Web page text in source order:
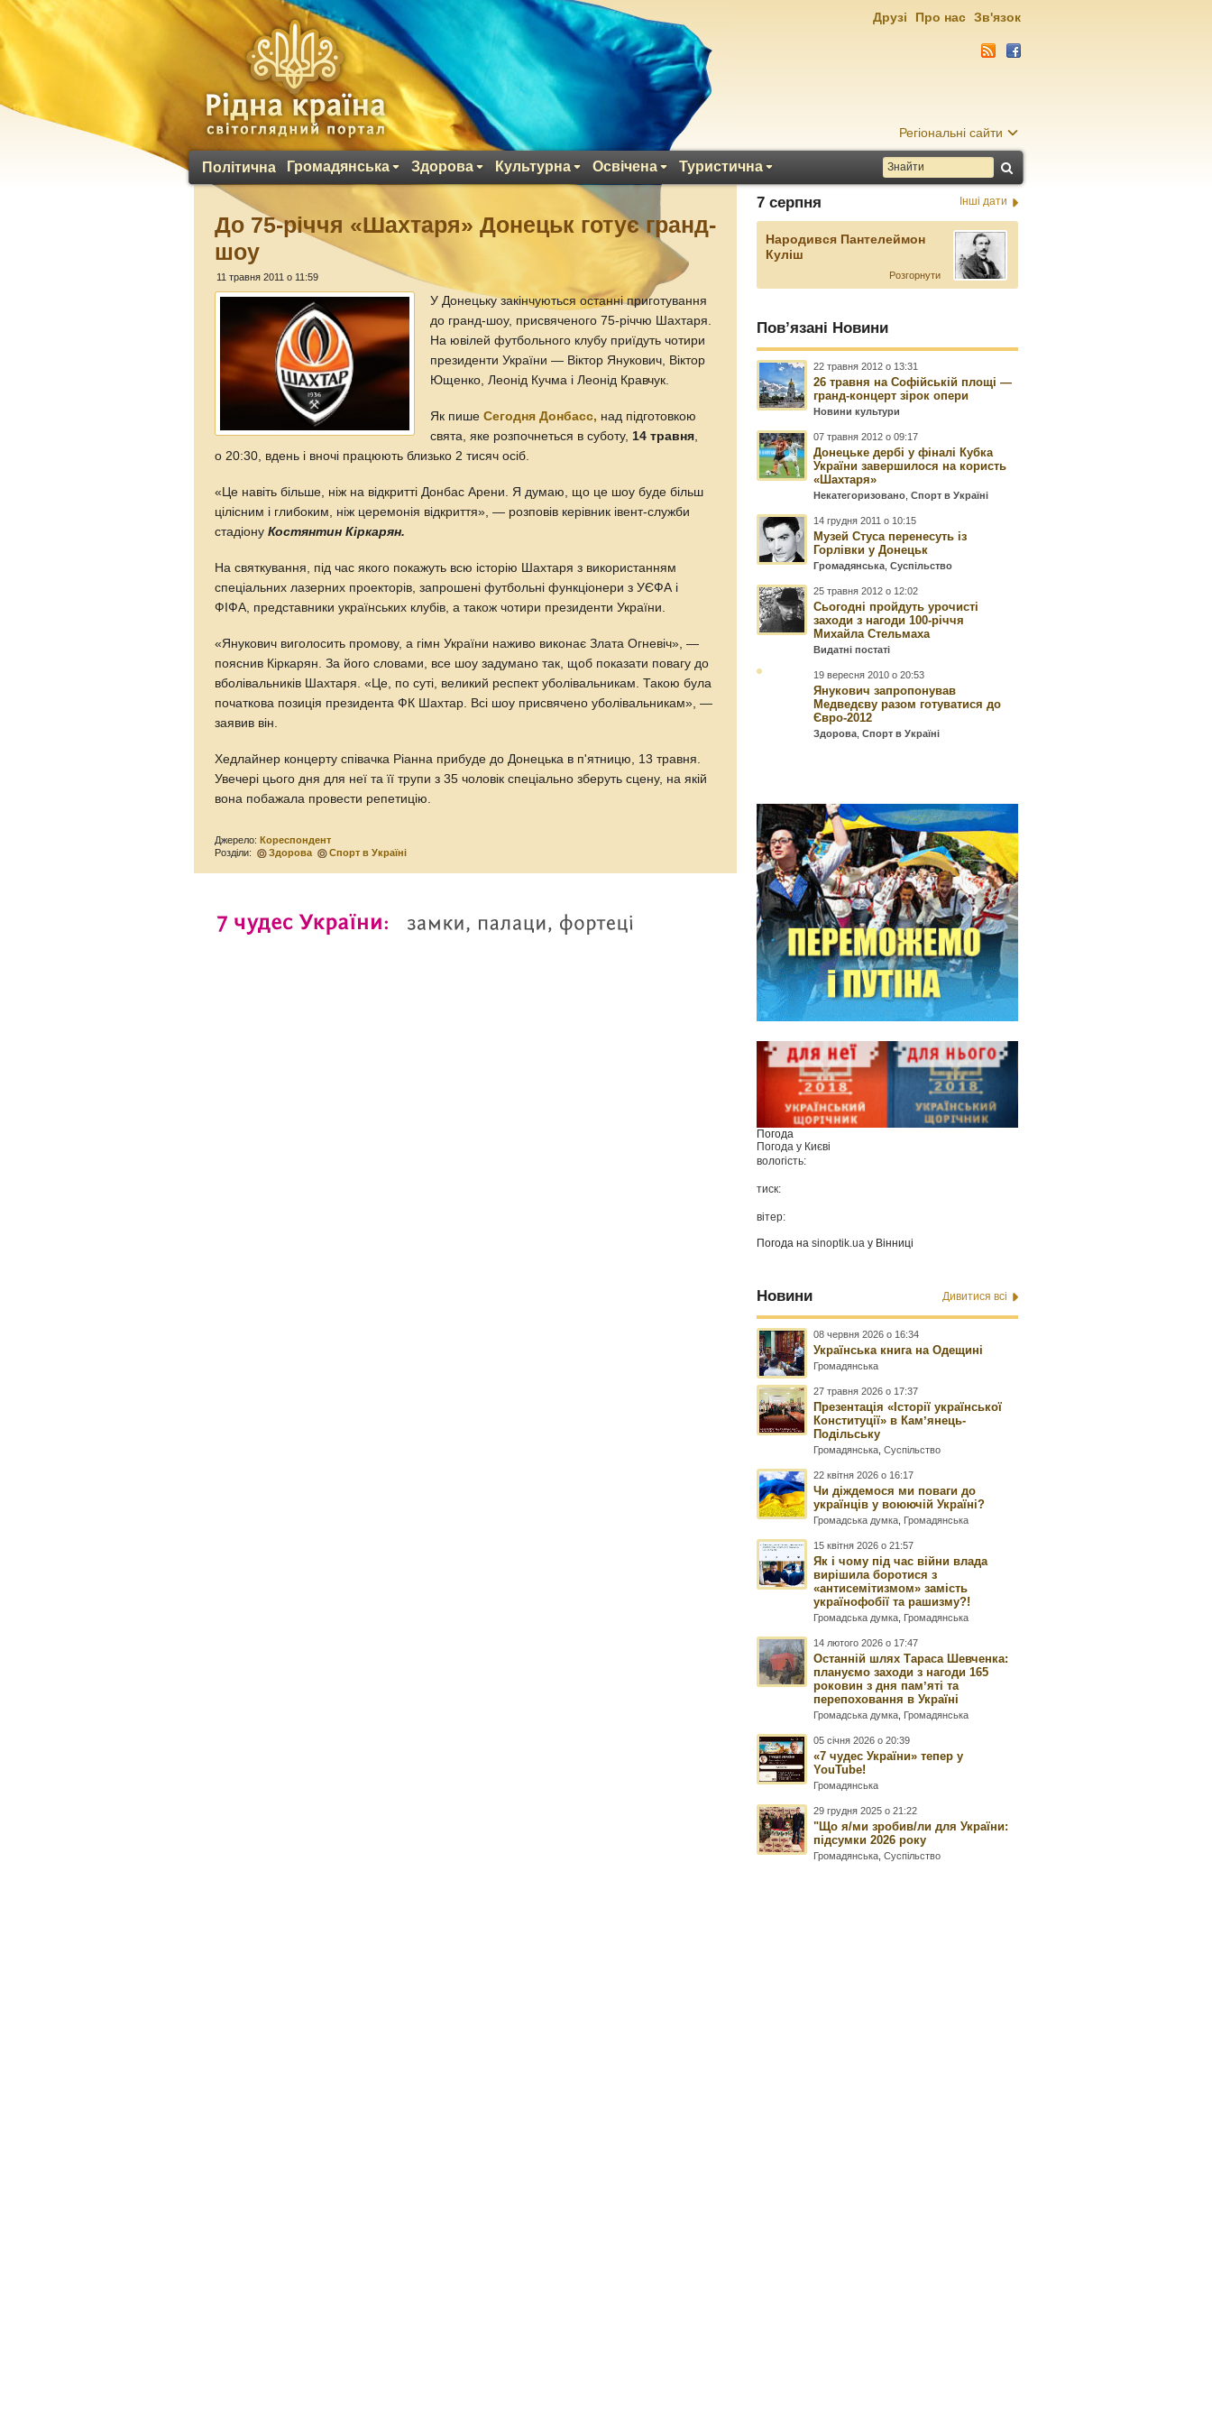
Регіональні сайти
Політична Громадянська Здорова Культурна Освічена Туристична
Друзі Про нас Зв'язок
До 75-річчя «Шахтаря» Донецьк готує гранд-
шоу
11 травня 2011 о 11:59
У Донецьку закінчуються останні приготування
до гранд-шоу, присвяченого 75-річчю Шахтаря.
На ювілей футбольного клубу приїдуть чотири
президенти України — Віктор Янукович, Віктор
Ющенко, Леонід Кучма і Леонід Кравчук.
Як пишеСегодня Донбасс, над підготовкою
свята, яке розпочнеться в суботу, 14 травня
о 20:30, вдень і вночі працюють близько 2 тисяч осіб.
«Це навіть більше, ніж на відкритті Донбас Арени. Я думаю, що це шоу буде більш
цілісним і глибоким, ніж церемонія відкриття», — розповів керівник івент-служби
стадіонуКостянтин Кіркарян.
На святкування, під час якого покажуть всю історію Шахтаря з використанням
спеціальних лазерних проекторів, запрошені футбольні функціонери з УЄФА і
ФІФА, представники українських клубів, а також чотири президенти України.
«Янукович виголосить промову, а гімн України наживо виконає Злата Огневіч», —
пояснив Кіркарян. За його словами, все шоу задумано так, щоб показати повагу до
вболівальників Шахтаря. «Це, по суті, великий респект уболівальникам. Такою була
початкова позиція президента ФК Шахтар. Всі шоу присвячено уболівальникам», —
заявив він.
Хедлайнер концерту співачка Ріанна прибуде до Донецька в п'ятницю, 13 травня.
Увечері цього дня для неї та її трупи з 35 чоловік спеціально зберуть сцену, на якій
вона побажала провести репетицію.
Джерело:Кореспондент
Розділи:
Здорова Спорт в Україні
7 серпня Інші дати
Народився Пантелеймон
Куліш
Розгорнути
Пов’язані Новини
22 травня 2012 о 13:31
26 травня на Софійській площі —
гранд-концерт зірок опери
Новини культури
07 травня 2012 о 09:17
Донецьке дербі у фіналі Кубка
України завершилося на користь
«Шахтаря»
Некатегоризовано ,Спорт в Україні
14 грудня 2011 о 10:15
Музей Стуса перенесуть із
Горлівки у Донецьк
Громадянська ,Суспільство
25 травня 2012 о 12:02
Сьогодні пройдуть урочисті
заходи з нагоди 100-річчя
Михайла Стельмаха
Видатні постаті
19 вересня 2010 о 20:53
Янукович запропонував
Медведєву разом готуватися до
Євро-2012
Здорова ,Спорт в Україні
Погода
Погода у Києві
вологість:
тиск:
вітер:
Погода наsinoptik.ua у Вінниці
Новини Дивитися всі
08 червня 2026 о 16:34
Українська книга на Одещині
Громадянська
27 травня 2026 о 17:37
Презентація «Історії української
Конституції» в Камʼянець-
Подільську
Громадянська ,Суспільство
22 квітня 2026 о 16:17
Чи діждемося ми поваги до
українців у воюючій Україні?
Громадська думка Громадянська
15 квітня 2026 о 21:57
Як і чому під час війни влада
вирішила боротися з
«антисемітизмом» замість
українофобії та рашизму?!
Громадська думка Громадянська
14 лютого 2026 о 17:47
Останній шлях Тараса Шевченка:
плануємо заходи з нагоди 165
роковин з дня памʼяті та
перепоховання в Україні
Громадська думка Громадянська
05 січня 2026 о 20:39
«7 чудес України» тепер у
YouTube!
Громадянська
29 грудня 2025 о 21:22
"Що я/ми зробив/ли для України:
підсумки 2026 року
Громадянська ,Суспільство